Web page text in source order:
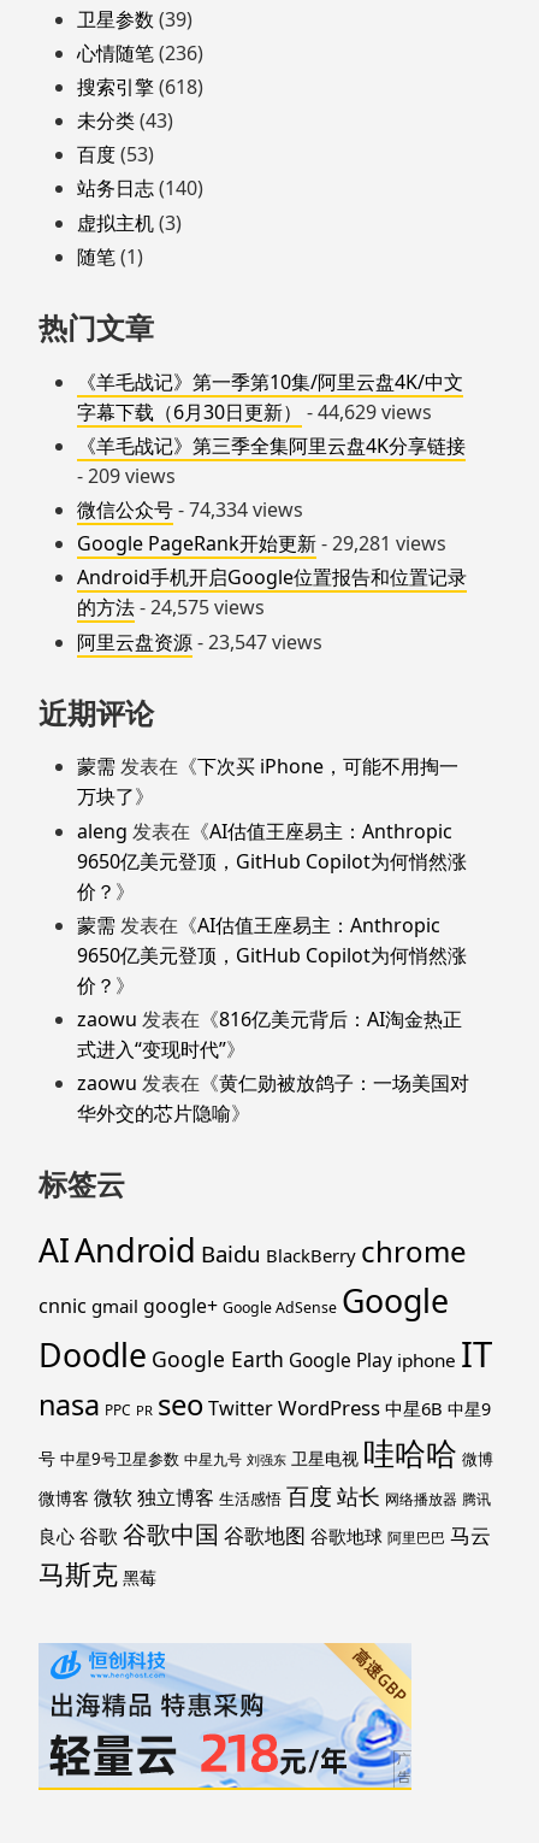
卫星参数 (39)
心情随笔(236)
搜索引擎(618)
未分类(43)
百度(53)
站务日志(140)
虚拟主机(3)
随笔(1)
热门文章
《羊毛战记》第一季第10集/阿里云盘4K/中文
字幕下载（6月30日更新）
- 44,629 views
《羊毛战记》第三季全集阿里云盘4K分享链接
- 209 views
微信公众号- 74,334 views
Google PageRank开始更新- 29,281 views
Android手机开启Google位置报告和位置记录
的方法- 24,575 views
阿里云盘资源- 23,547 views
近期评论
蒙需 发表在《下次买 iPhone，可能不用掏一
万块了》
aleng 发表在《AI估值王座易主：Anthropic
9650亿美元登顶，GitHub Copilot为何悄然涨
价？ 》
蒙需 发表在《AI估值王座易主：Anthropic
9650亿美元登顶，GitHub Copilot为何悄然涨
价？ 》
zaowu 发表在《816亿美元背后：AI淘金热正
式进入“变现时代”》
zaowu 发表在《黄仁勋被放鸽子：一场美国对
华外交的芯片隐喻》
标签云
AIAndroid Baidu BlackBerry chrome
cnnic gmail google+ Google AdSense Google
Doodle Google Earth Google Play iphone IT
nasa PPC PR seoTwitterWordPress 中星6B 中星9
号 中星9号卫星参数 中星九号 刘强东 卫星电视 哇哈哈 微博
微博客 微软独立博客 生活感悟 百度 站长 网络播放器 腾讯
良心 谷歌 谷歌中国 谷歌地图 谷歌地球 阿里巴巴 马云
马斯克 黑莓